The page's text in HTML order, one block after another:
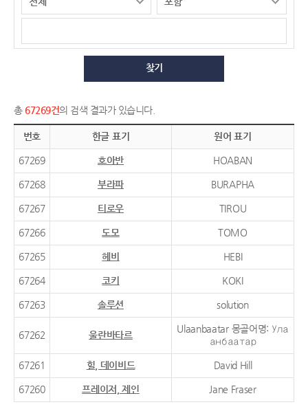
찾기
총 67269건의 검색 결과가 있습니다.
번호 한글 표기 원어 표기
67269 호아반 HOABAN
67268 부라파 BURAPHA
67267 티로우 TIROU
67266 도모 TOMO
67265 헤비 HEBI
67264 코키 KOKI
67263 솔루션 solution
67262 울란바타르
Ulaanbaatar 몽골어명: Ула
анбаатар
67261 힐, 데이비드 David Hill
67260 프레이저, 제인 Jane Fraser